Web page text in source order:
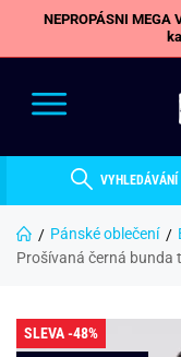
NEPROPÁSNI MEGA
VYHLEDÁVÁNÍ
Pánské oblečení
Prošívaná černá bunda
SLEVA -48%